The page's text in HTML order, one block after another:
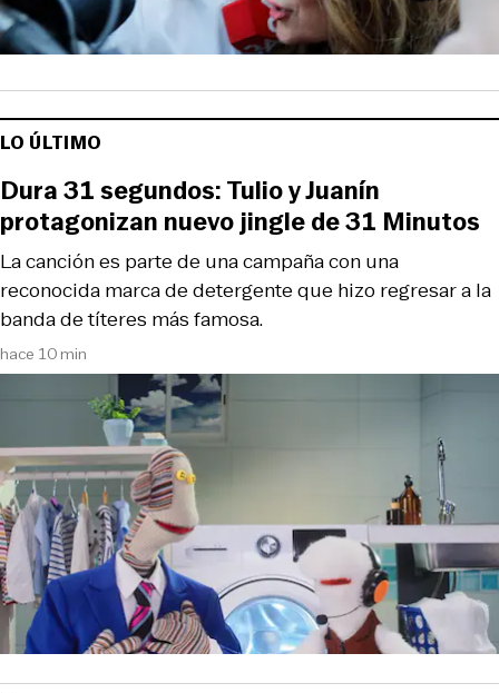
LO ÚLTIMO
hace 10 min
La canción es parte de una campaña con una
reconocida marca de detergente que hizo regresar a la
banda de títeres más famosa.
Dura 31 segundos: Tulio y Juanín
protagonizan nuevo jingle de 31 Minutos